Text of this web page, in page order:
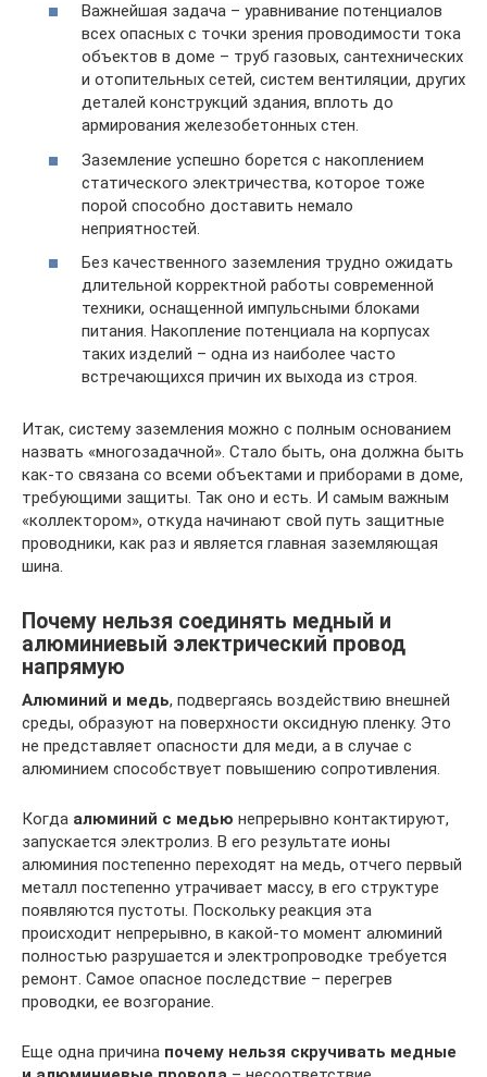
Важнейшая задача – уравнивание потенциалов
всех опасных с точки зрения проводимости тока
объектов в доме – труб газовых, сантехнических
и отопительных сетей, систем вентиляции, других
деталей конструкций здания, вплоть до
армирования железобетонных стен.
Заземление успешно борется с накоплением
статического электричества, которое тоже
порой способно доставить немало
неприятностей.
Без качественного заземления трудно ожидать
длительной корректной работы современной
техники, оснащенной импульсными блоками
питания. Накопление потенциала на корпусах
таких изделий – одна из наиболее часто
встречающихся причин их выхода из строя.
Итак, систему заземления можно с полным основанием
назвать «многозадачной». Стало быть, она должна быть
как-то связана со всеми объектами и приборами в доме,
требующими защиты. Так оно и есть. И самым важным
«коллектором», откуда начинают свой путь защитные
проводники, как раз и является главная заземляющая
шина.
Почему нельзя соединять медный и
алюминиевый электрический провод
напрямую
Алюминий и медь, подвергаясь воздействию внешней
среды, образуют на поверхности оксидную пленку. Это
не представляет опасности для меди, а в случае с
алюминием способствует повышению сопротивления.
Когда алюминий с медью непрерывно контактируют,
запускается электролиз. В его результате ионы
алюминия постепенно переходят на медь, отчего первый
металл постепенно утрачивает массу, в его структуре
появляются пустоты. Поскольку реакция эта
происходит непрерывно, в какой-то момент алюминий
полностью разрушается и электропроводке требуется
ремонт. Самое опасное последствие – перегрев
проводки, ее возгорание.
Еще одна причина почему нельзя скручивать медные